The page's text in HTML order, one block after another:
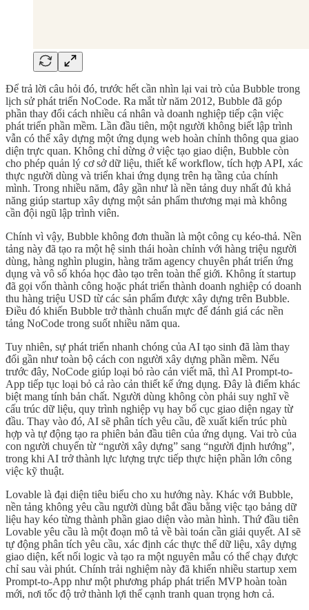
Để trả lời câu hỏi đó, trước hết cần nhìn lại vai trò của Bubble trong
lịch sử phát triển NoCode. Ra mắt từ năm 2012, Bubble đã góp
phần thay đổi cách nhiều cá nhân và doanh nghiệp tiếp cận việc
phát triển phần mềm. Lần đầu tiên, một người không biết lập trình
vẫn có thể xây dựng một ứng dụng web hoàn chỉnh thông qua giao
diện trực quan. Không chỉ dừng ở việc tạo giao diện, Bubble còn
cho phép quản lý cơ sở dữ liệu, thiết kế workflow, tích hợp API, xác
thực người dùng và triển khai ứng dụng trên hạ tầng của chính
mình. Trong nhiều năm, đây gần như là nền tảng duy nhất đủ khả
năng giúp startup xây dựng một sản phẩm thương mại mà không
cần đội ngũ lập trình viên.
Chính vì vậy, Bubble không đơn thuần là một công cụ kéo-thả. Nền
tảng này đã tạo ra một hệ sinh thái hoàn chỉnh với hàng triệu người
dùng, hàng nghìn plugin, hàng trăm agency chuyên phát triển ứng
dụng và vô số khóa học đào tạo trên toàn thế giới. Không ít startup
đã gọi vốn thành công hoặc phát triển thành doanh nghiệp có doanh
thu hàng triệu USD từ các sản phẩm được xây dựng trên Bubble.
Điều đó khiến Bubble trở thành chuẩn mực để đánh giá các nền
tảng NoCode trong suốt nhiều năm qua.
Tuy nhiên, sự phát triển nhanh chóng của AI tạo sinh đã làm thay
đổi gần như toàn bộ cách con người xây dựng phần mềm. Nếu
trước đây, NoCode giúp loại bỏ rào cản viết mã, thì AI Prompt-to-
App tiếp tục loại bỏ cả rào cản thiết kế ứng dụng. Đây là điểm khác
biệt mang tính bản chất. Người dùng không còn phải suy nghĩ về
cấu trúc dữ liệu, quy trình nghiệp vụ hay bố cục giao diện ngay từ
đầu. Thay vào đó, AI sẽ phân tích yêu cầu, đề xuất kiến trúc phù
hợp và tự động tạo ra phiên bản đầu tiên của ứng dụng. Vai trò của
con người chuyển từ “người xây dựng” sang “người định hướng”,
trong khi AI trở thành lực lượng trực tiếp thực hiện phần lớn công
việc kỹ thuật.
Lovable là đại diện tiêu biểu cho xu hướng này. Khác với Bubble,
nền tảng không yêu cầu người dùng bắt đầu bằng việc tạo bảng dữ
liệu hay kéo từng thành phần giao diện vào màn hình. Thứ đầu tiên
Lovable yêu cầu là một đoạn mô tả về bài toán cần giải quyết. AI sẽ
tự động phân tích yêu cầu, xác định các thực thể dữ liệu, xây dựng
giao diện, kết nối logic và tạo ra một nguyên mẫu có thể chạy được
chỉ sau vài phút. Chính trải nghiệm này đã khiến nhiều startup xem
Prompt-to-App như một phương pháp phát triển MVP hoàn toàn
mới, nơi tốc độ trở thành lợi thế cạnh tranh quan trọng hơn cả.